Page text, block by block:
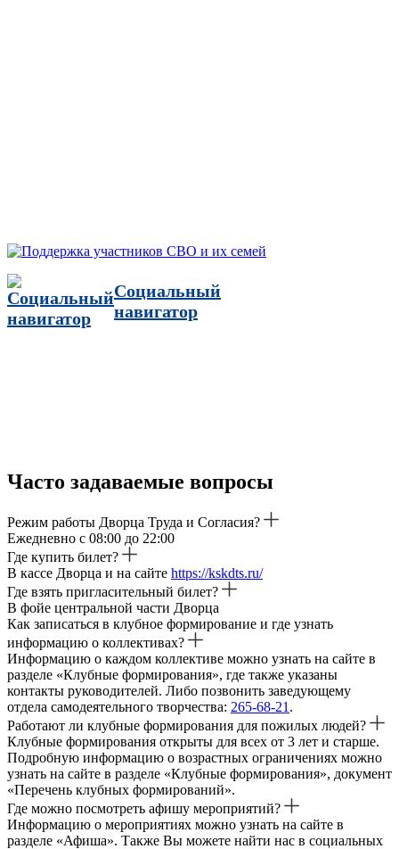
Социальный
навигатор
Часто задаваемые вопросы
Режим работы Дворца Труда и Согласия?
Ежедневно с 08:00 до 22:00
Где купить билет?
В кассе Дворца и на сайте https://kskdts.ru/
Где взять пригласительный билет?
В фойе центральной части Дворца
Как записаться в клубное формирование и где узнать
информацию о коллективах?
Информацию о каждом коллективе можно узнать на сайте в
разделе «Клубные формирования», где также указаны
контакты руководителей. Либо позвонить заведующему
отдела самодеятельного творчества: 265-68-21 .
Работают ли клубные формирования для пожилых людей?
Клубные формирования открыты для всех от 3 лет и старше.
Подробную информацию о возрастных ограничениях можно
узнать на сайте в разделе «Клубные формирования», документ
«Перечень клубных формирований».
Где можно посмотреть афишу мероприятий?
Информацию о мероприятиях можно узнать на сайте в
разделе «Афиша». Также Вы можете найти нас в социальных